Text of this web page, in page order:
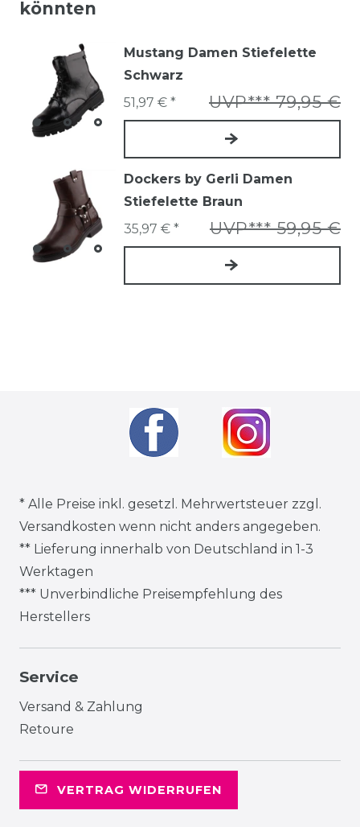
könnten
Mustang Damen Stiefelette
Schwarz
UVP*** 79,95 €
51,97 € *
Dockers by Gerli Damen
Stiefelette Braun
UVP*** 59,95 €
35,97 € *
* Alle Preise inkl. gesetzl. Mehrwertsteuer zzgl.
Versandkosten wenn nicht anders angegeben.
** Lieferung innerhalb von Deutschland in 1-3
Werktagen
*** Unverbindliche Preisempfehlung des
Herstellers
Service
Versand & Zahlung
Retoure
VERTRAG WIDERRUFEN